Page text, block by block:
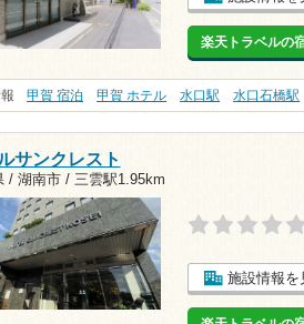
楽天トラベルの
甲賀 宿泊 甲賀 ホテル 水口駅 水口石橋駅
サンクレスト
/ 湖南市 / 三雲駅1.95km
施設情報を